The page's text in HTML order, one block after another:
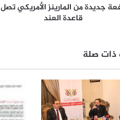
جديدة من المارينز الأمريكي تصل
قاعدة العند
ذات صلة